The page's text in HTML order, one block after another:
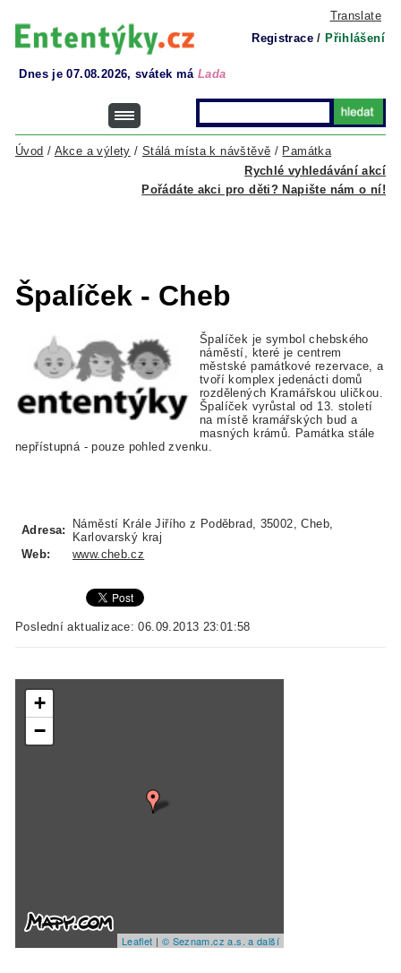
Translate
Registrace / Přihlášení
Dnes je 07.08.2026, svátek má Lada
Rychlé vyhledávání akcí
Úvod / Akce a výlety / Stálá místa k návštěvě / Památka
Pořádáte akci pro děti? Napište nám o ní!
Špalíček - Cheb
Špalíček je symbol chebského
náměstí, které je centrem
městské památkové rezervace, a
tvoří komplex jedenácti domů
rozdělených Kramářskou uličkou.
Špalíček vyrůstal od 13. století
na místě kramářských bud a
masných krámů. Památka stále
nepřístupná - pouze pohled zvenku.
Adresa:
Náměstí Krále Jiřího z Poděbrad, 35002, Cheb,
Karlovarský kraj
Web:
www.cheb.cz
Poslední aktualizace: 06.09.2013 23:01:58
+
−
Leaflet | © Seznam.cz a.s. a další